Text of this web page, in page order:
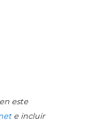
este
e incluir